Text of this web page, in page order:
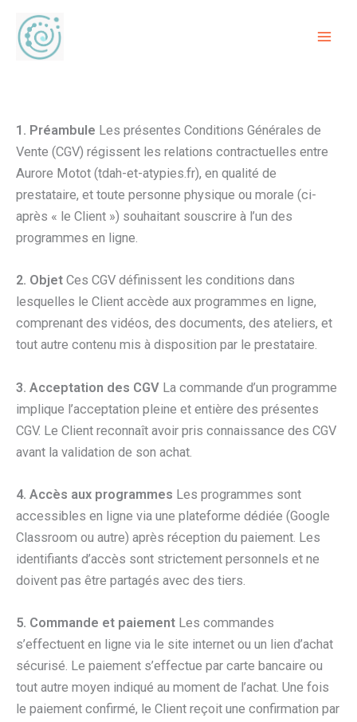
contenu
1. Préambule Les présentes Conditions Générales de
Vente (CGV) régissent les relations contractuelles entre
Aurore Motot (tdah-et-atypies.fr), en qualité de
prestataire, et toute personne physique ou morale (ci-
après « le Client ») souhaitant souscrire à l’un des
programmes en ligne.
2. Objet Ces CGV définissent les conditions dans
lesquelles le Client accède aux programmes en ligne,
comprenant des vidéos, des documents, des ateliers, et
tout autre contenu mis à disposition par le prestataire.
3. Acceptation des CGV La commande d’un programme
implique l’acceptation pleine et entière des présentes
CGV. Le Client reconnaît avoir pris connaissance des CGV
avant la validation de son achat.
4. Accès aux programmes Les programmes sont
accessibles en ligne via une plateforme dédiée (Google
Classroom ou autre) après réception du paiement. Les
identifiants d’accès sont strictement personnels et ne
doivent pas être partagés avec des tiers.
5. Commande et paiement Les commandes
s’effectuent en ligne via le site internet ou un lien d’achat
sécurisé. Le paiement s’effectue par carte bancaire ou
tout autre moyen indiqué au moment de l’achat. Une fois
le paiement confirmé, le Client reçoit une confirmation par